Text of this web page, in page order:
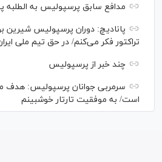
مدافع سابق پرسپولیس به
پانادیچ: دوران پرسپولیس شیرین
تراکتور فکر می‌کنم/ در حق تیم ملی
چند خبر از پرسپولیس
سرمربی جوانان پرسپولیس: هدف
است/ به موفقیت تارتار خوشبینم